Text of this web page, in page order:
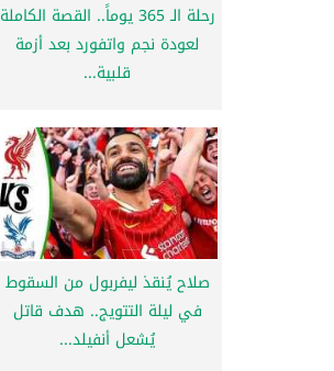
رحلة الـ 365 يوماً.. القصة الكاملة
لعودة نجم واتفورد بعد أزمة
قلبية...
صلاح يُنقذ ليفربول من السقوط
في ليلة التتويج.. هدف قاتل
يُشعل أنفيلد...